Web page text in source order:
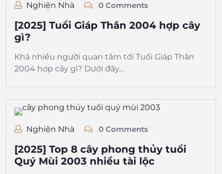
Nghiện Nhà 0 Comments
[2025] Tuổi Giáp Thân 2004 hợp cây
gì?
Khá nhiều người quan tâm tới Tuổi Giáp Thân
2004 hợp cây gì? Dưới đây…
Nghiện Nhà 0 Comments
[2025] Top 8 cây phong thủy tuổi
Quý Mùi 2003 nhiều tài lộc